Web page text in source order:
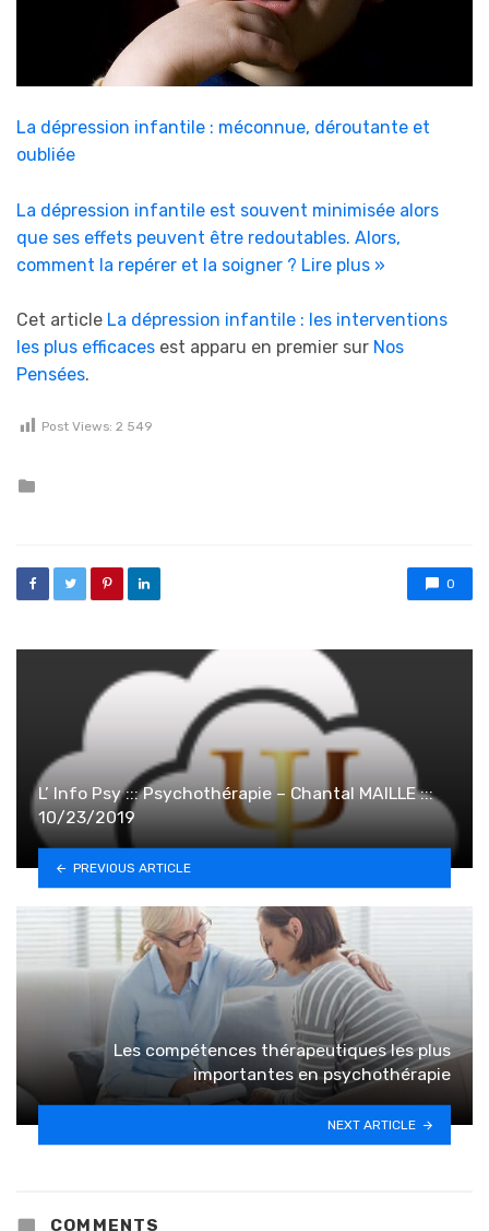
La dépression infantile : méconnue, déroutante et
oubliée
La dépression infantile est souvent minimisée alors
que ses effets peuvent être redoutables. Alors,
comment la repérer et la soigner ? Lire plus »
Cet article La dépression infantile : les interventions
les plus efficaces est apparu en premier sur Nos
Pensées.
Post Views: 2 549
0
L’ Info Psy ::: Psychothérapie – Chantal MAILLE :::
10/23/2019
PREVIOUS ARTICLE
Les compétences thérapeutiques les plus
importantes en psychothérapie
NEXT ARTICLE
COMMENTS